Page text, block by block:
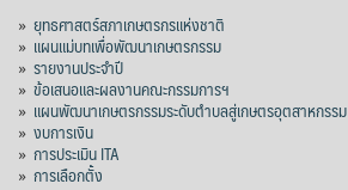
» ยุทธศาสตร์สภาเกษตรกรแห่งชาติ
» แผนแม่บทเพื่อพัฒนาเกษตรกรรม
» รายงานประจำปี
» ข้อเสนอและผลงานคณะกรรมการฯ
» แผนพัฒนาเกษตรกรรมระดับตำบลสู่เกษตรอุตสาหกรรม
» งบการเงิน
» การประเมิน ITA
» การเลือกตั้ง